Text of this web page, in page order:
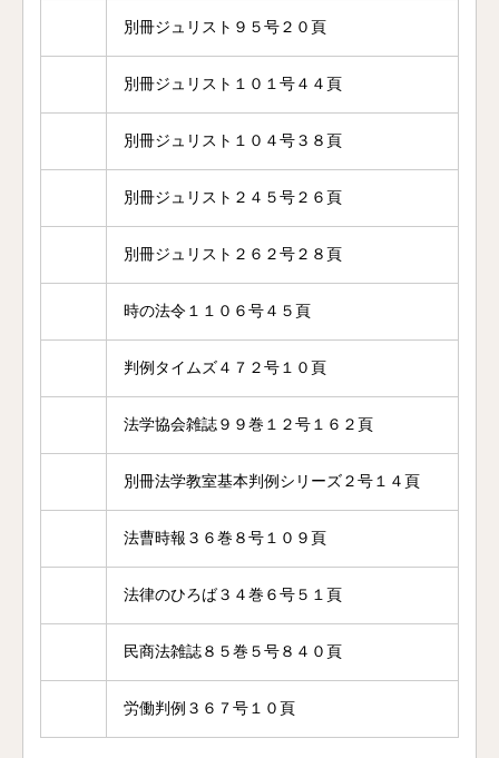
別冊ジュリスト９５号２０頁
別冊ジュリスト１０１号４４頁
別冊ジュリスト１０４号３８頁
別冊ジュリスト２４５号２６頁
別冊ジュリスト２６２号２８頁
時の法令１１０６号４５頁
判例タイムズ４７２号１０頁
法学協会雑誌９９巻１２号１６２頁
別冊法学教室基本判例シリーズ２号１４頁
法曹時報３６巻８号１０９頁
法律のひろば３４巻６号５１頁
民商法雑誌８５巻５号８４０頁
労働判例３６７号１０頁